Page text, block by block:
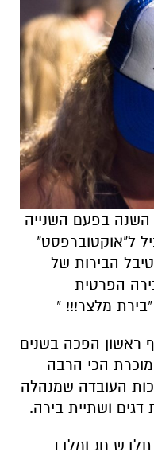
השנה בפעם השנייה
ל"אוקטוברפסט"
הבירות של
הפרטית
"בירת מלצר!!! "
ראשון הפכה בשנים
הכי הרבה
העובדה שמנהלה
ושתיית בירה.
חג ומלבד